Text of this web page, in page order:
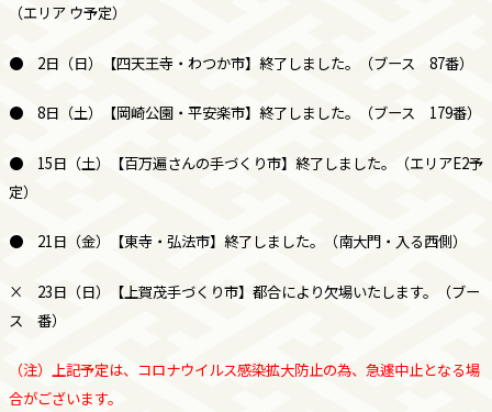
（エリア ウ予定）
●2日（日）【四天王寺・わつか市】終了しました。（ブース 87番）
● 8日（土）【岡崎公園・平安楽市】終了しました。（ブース 179番）
● 15日（土）【百万遍さんの手づくり市】終了しました。（エリアE2予
定）
●21日（金）【東寺・弘法市】終了しました。（南大門・入る西側）
× 23日（日）【上賀茂手づくり市】都合により欠場いたします。（ブー
ス 番）
（注）上記予定は、コロナウイルス感染拡大防止の為、急遽中止となる場
合がございます。